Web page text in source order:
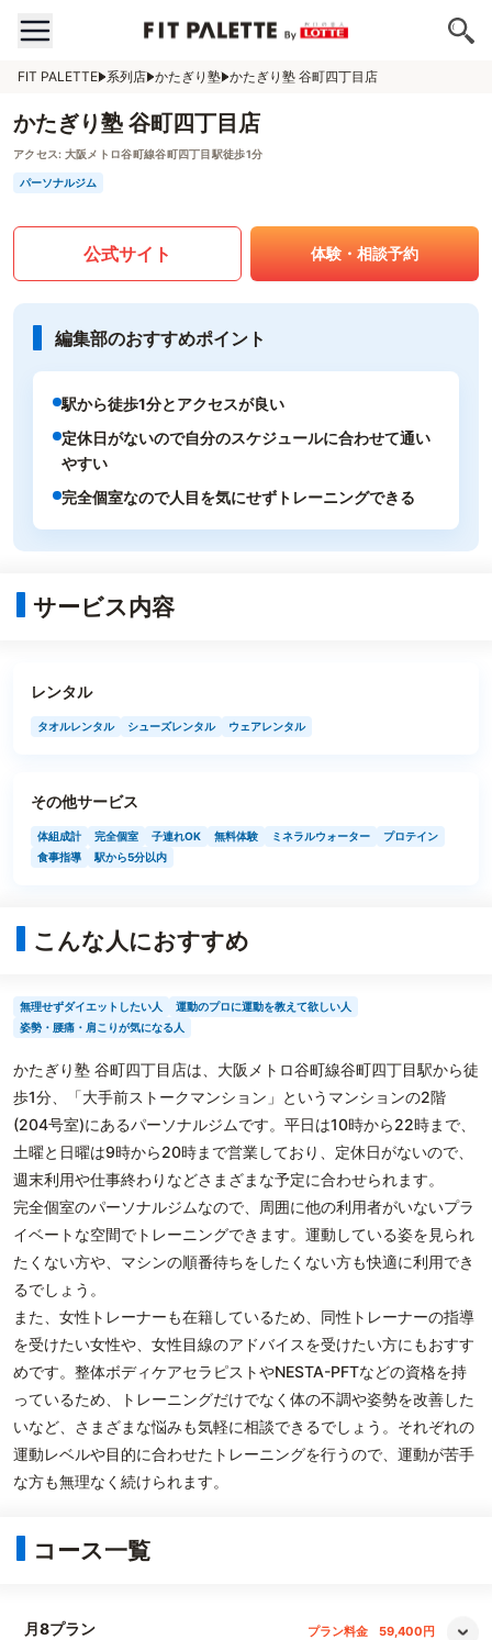
FIT PALETTE 系列店 かたぎり塾 かたぎり塾 谷町四丁目店
かたぎり塾 谷町四丁目店
アクセス: 大阪メトロ谷町線谷町四丁目駅徒歩1分
パーソナルジム
公式サイト 体験・相談予約
編集部のおすすめポイント
駅から徒歩1分とアクセスが良い
定休日がないので自分のスケジュールに合わせて通い
やすい
完全個室なので人目を気にせずトレーニングできる
サービス内容
レンタル
タオルレンタル シューズレンタル ウェアレンタル
その他サービス
体組成計 完全個室 子連れOK 無料体験 ミネラルウォーター
プロテイン
食事指導
駅から5分以内
こんな人におすすめ
無理せずダイエットしたい人
運動のプロに運動を教えて欲しい人
姿勢・腰痛・肩こりが気になる人
かたぎり塾 谷町四丁目店は、大阪メトロ谷町線谷町四丁目駅から徒
歩1分、「大手前ストークマンション」というマンションの2階
(204号室)にあるパーソナルジムです。平日は10時から22時まで、
土曜と日曜は9時から20時まで営業しており、定休日がないので、
週末利用や仕事終わりなどさまざまな予定に合わせられます。
完全個室のパーソナルジムなので、周囲に他の利用者がいないプラ
イベートな空間でトレーニングできます。運動している姿を見られ
たくない方や、マシンの順番待ちをしたくない方も快適に利用でき
るでしょう。
また、女性トレーナーも在籍しているため、同性トレーナーの指導
を受けたい女性や、女性目線のアドバイスを受けたい方にもおすす
めです。整体ボディケアセラピストやNESTA-PFTなどの資格を持
っているため、トレーニングだけでなく体の不調や姿勢を改善した
いなど、さまざまな悩みも気軽に相談できるでしょう。それぞれの
運動レベルや目的に合わせたトレーニングを行うので、運動が苦手
な方も無理なく続けられます。
コース一覧
月8プラン プラン料金 59,400円